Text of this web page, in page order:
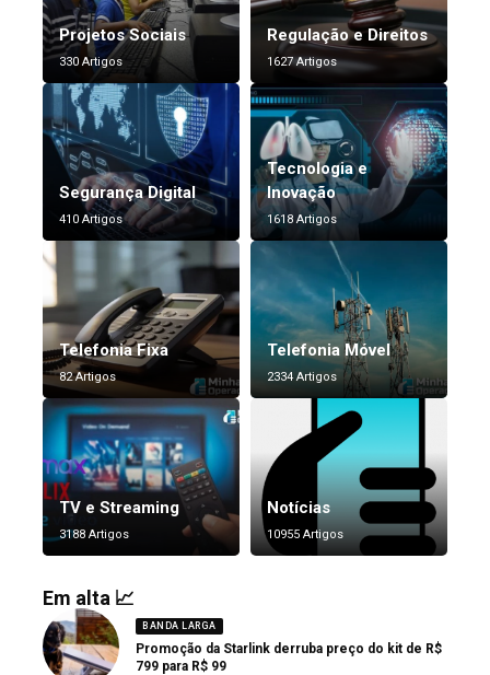
Projetos Sociais
330 Artigos
Regulação e Direitos
1627 Artigos
Segurança Digital
410 Artigos
Tecnologia e
Inovação
1618 Artigos
Telefonia Fixa
82 Artigos
Telefonia Móvel
2334 Artigos
TV e Streaming
3188 Artigos
Notícias
10955 Artigos
Em alta 📈
BANDA LARGA
Promoção da Starlink derruba preço do kit de R$
799 para R$ 99